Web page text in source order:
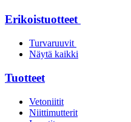
Erikoistuotteet
Turvaruuvit
Näytä kaikki
Tuotteet
Vetoniitit
Niittimutterit